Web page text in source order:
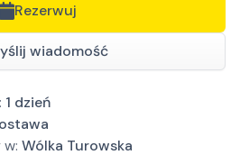
Rezerwuj
wiadomość
1 dzień
Wólka Turowska